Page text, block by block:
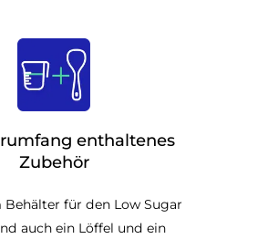
enthaltenes
Zubehör
Behälter für den Low Sugar
auch ein Löffel und ein